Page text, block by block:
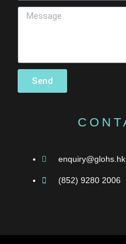
Send
enquiry@glohs.hk
(852) 9280 2006